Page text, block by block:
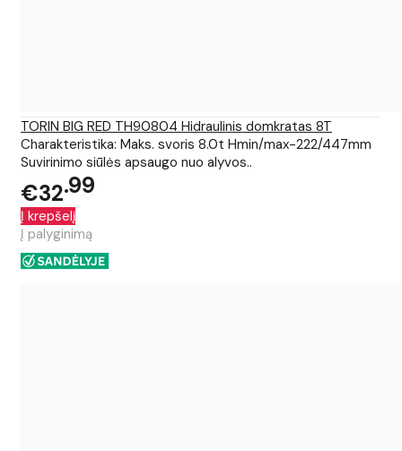
TORIN BIG RED TH90804 Hidraulinis domkratas 8T
Charakteristika: Maks. svoris 8.0t Hmin/max-222/447mm
Suvirinimo siūlės apsaugo nuo alyvos..
€32 99
Į krepšelį
Į palyginimą